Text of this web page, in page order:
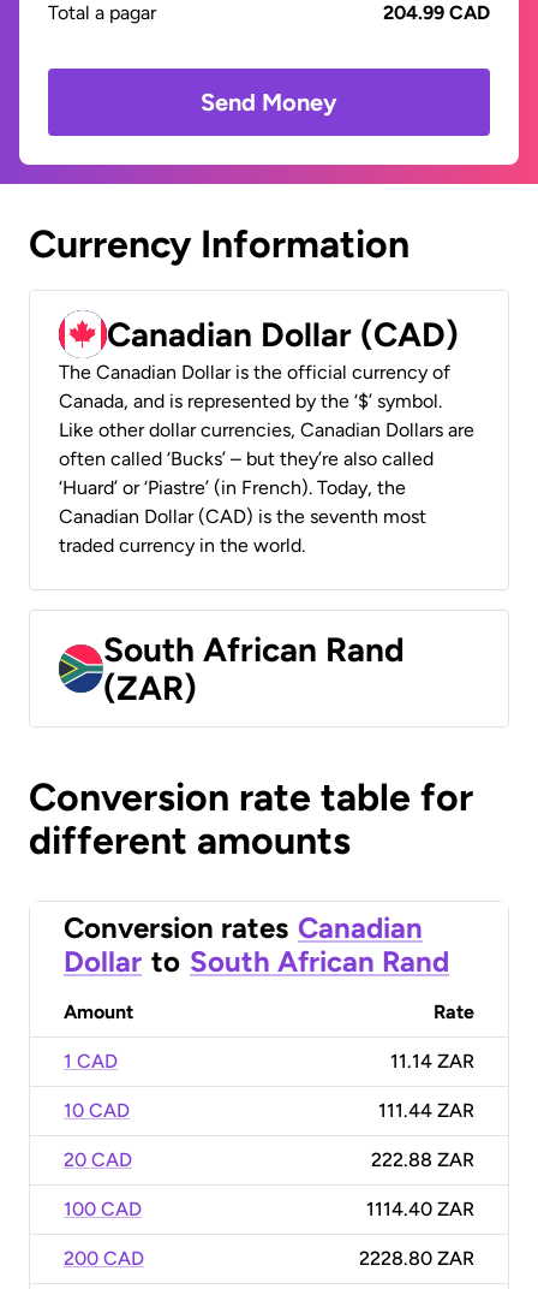
Total a pagar
204.99 CAD
Send Money
Currency Information
Canadian Dollar (CAD)
The Canadian Dollar is the official currency of
Canada, and is represented by the ‘$’ symbol.
Like other dollar currencies, Canadian Dollars are
often called ‘Bucks’ – but they’re also called
‘Huard’ or ‘Piastre’ (in French). Today, the
Canadian Dollar (CAD) is the seventh most
traded currency in the world.
South African Rand
(ZAR)
Conversion rate table for
different amounts
Conversion rates Canadian
Dollar to South African Rand
Amount Rate
1 CAD 11.14 ZAR
10 CAD 111.44 ZAR
20 CAD 222.88 ZAR
100 CAD 1114.40 ZAR
200 CAD 2228.80 ZAR